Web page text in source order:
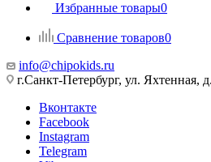
Избранные товары0
Сравнение товаров0
info@chipokids.ru
г.Санкт-Петербург, ул. Яхтенная,
Вконтакте
Facebook
Instagram
Telegram